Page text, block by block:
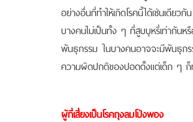
อย่างอื่นที่ทำให้เกิดโรคนี้ได้เช่นเดีย
บางคนไม่เป็นทั้ง ๆ ที่สูบบุหรี่เท่ากันห
พันธุกรรม ในบางคนอาจจะมีพันธุก
ความผิดปกติของปอดตั้งแต่เด็ก ๆ ก็
ผู้ที่เสี่ยงเป็นโรคถุงลมโป่งพอง